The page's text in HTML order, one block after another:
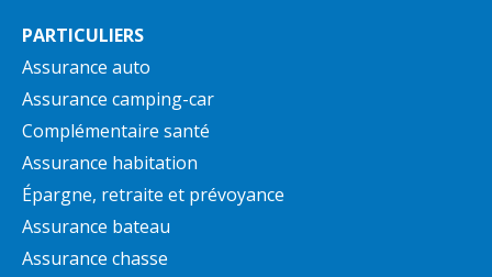
PARTICULIERS
Assurance auto
Assurance camping-car
Complémentaire santé
Assurance habitation
Épargne, retraite et prévoyance
Assurance bateau
Assurance chasse